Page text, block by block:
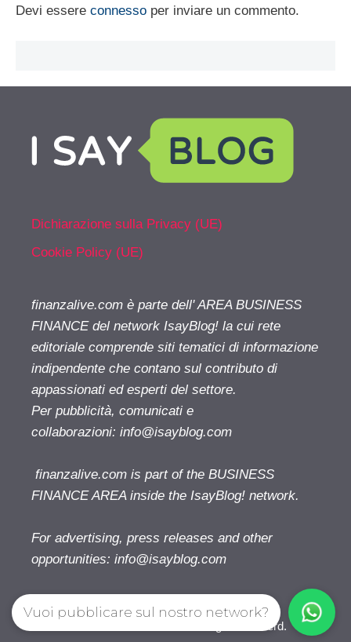
Devi essere connesso per inviare un commento.
Dichiarazione sulla Privacy (UE)
Cookie Policy (UE)
finanzalive.com è parte dell' AREA BUSINESS
FINANCE del network IsayBlog! la cui rete
editoriale comprende siti tematici di informazione
indipendente che contano sul contributo di
appassionati ed esperti del settore.
Per pubblicità, comunicati e
collaborazioni: info@isayblog.com
finanzalive.com is part of the BUSINESS
FINANCE AREA inside the IsayBlog! network.
For advertising, press releases and other
opportunities: info@isayblog.com
Finanzalive.com © 2026. All right reserverd.
Vuoi pubblicare sul nostro network?